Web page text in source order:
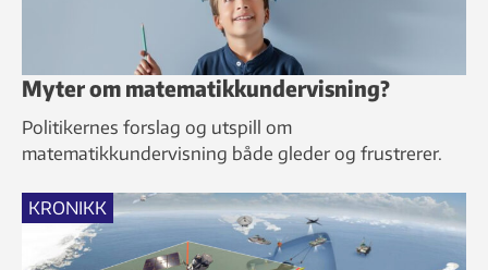
Myter om matematikkundervisning?
Politikernes forslag og utspill om
matematikkundervisning både gleder og frustrerer.
KRONIKK